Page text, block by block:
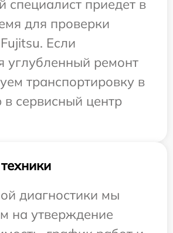
специалист приедет в
для проверки
Если
углубленный ремонт
транспортировку в
в сервисный центр
диагностики мы
на утверждение